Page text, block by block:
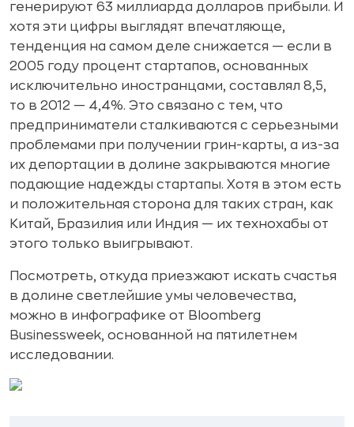
генерируют 63 миллиарда долларов прибыли. И
хотя эти цифры выглядят впечатляюще,
тенденция на самом деле снижается — если в
2005 году процент стартапов, основанных
исключительно иностранцами, составлял 8,5,
то в 2012 — 4,4%. Это связано с тем, что
предприниматели сталкиваются с серьезными
проблемами при получении грин-карты, а из-за
их депортации в долине закрываются многие
подающие надежды стартапы. Хотя в этом есть
и положительная сторона для таких стран, как
Китай, Бразилия или Индия — их технохабы от
этого только выигрывают.
Посмотреть, откуда приезжают искать счастья
в долине светлейшие умы человечества,
можно в инфографике от Bloomberg
Businessweek, основанной на пятилетнем
исследовании.